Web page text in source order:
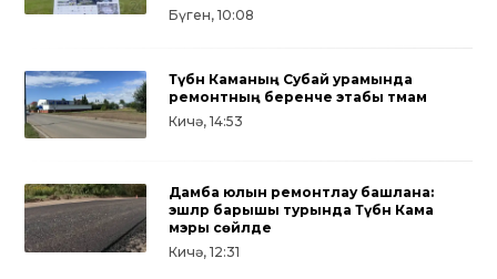
Бүген, 10:08
Түбән Каманың Субай урамында
ремонтның беренче этабы тәмам
Кичә, 14:53
Дамба юлын ремонтлау башлана:
эшләр барышы турында Түбән Кама
мэры сөйләде
Кичә, 12:31